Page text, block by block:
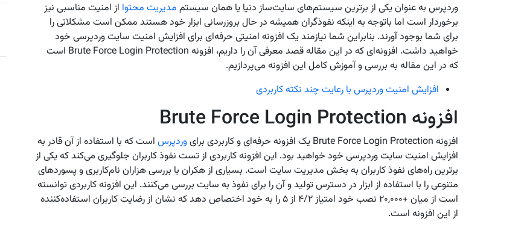
وردپرس به عنوان یکی از برترین سیستم‌های سایت‌ساز دنیا یا همان سیستم مدیریت محتوا از امنیت مناسبی نیز
برخوردار است اما باتوجه به اینکه نفوذگران همیشه در حال بروزرسانی ابزار خود هستند ممکن است مشکلاتی را
برای شما بوجود آورند. بنابراین شما نیازمند یک افزونه امنیتی حرفه‌ای برای افزایش امنیت سایت وردپرسی خود
خواهید داشت. افزونه‌ای که در این مقاله قصد معرفی آن را داریم، افزونه Brute Force Login Protection است
که در این مقاله به بررسی و آموزش کامل این افزونه می‌پردازیم.
افزایش امنیت وردپرس با رعایت چند نکته کاربردی
افزونه Brute Force Login Protection
افزونه Brute Force Login Protection یک افزونه حرفه‌ای و کاربردی برای وردپرس است که با استفاده از آن قادر به
افزایش امنیت سایت وردپرسی خود خواهید بود. این افزونه کاربردی از تست نفوذ کاربران جلوگیری می‌کند که یکی از
برترین راه‌های نفوذ کاربران به بخش مدیریت سایت است. بسیاری از هکران با بررسی هزاران نام‌کاربری و پسوردهای
متنوعی را با استفاده از ابزار در دسترس تولید و آن را برای نفوذ به سایت بررسی می‌کنند. این افزونه کاربردی توانسته
است از میان +۲۰,۰۰۰ نصب خود امتیاز ۴/۲ از ۵ را به خود اختصاص دهد که نشان از رضایت کاربران استفاده‌کننده
از این افزونه است.